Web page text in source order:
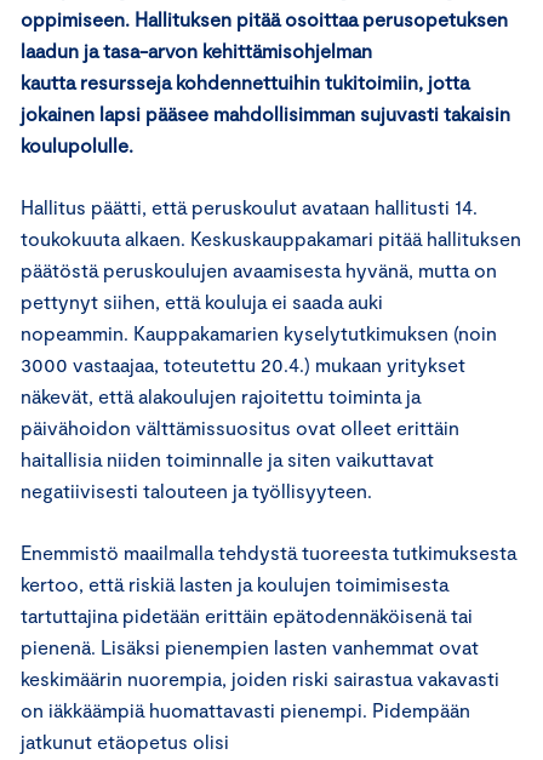
oppimiseen. Hallituksen pitää osoittaa perusopetuksen
laadun ja tasa-arvon kehittämisohjelman
kautta resursseja kohdennettuihin tukitoimiin, jotta
jokainen lapsi pääsee mahdollisimman sujuvasti takaisin
koulupolulle.
Hallitus päätti, että peruskoulut avataan hallitusti 14.
toukokuuta alkaen. Keskuskauppakamari pitää hallituksen
päätöstä peruskoulujen avaamisesta hyvänä, mutta on
pettynyt siihen, että kouluja ei saada auki
nopeammin. Kauppakamarien kyselytutkimuksen (noin
3000 vastaajaa, toteutettu 20.4.) mukaan yritykset
näkevät, että alakoulujen rajoitettu toiminta ja
päivähoidon välttämissuositus ovat olleet erittäin
haitallisia niiden toiminnalle ja siten vaikuttavat
negatiivisesti talouteen ja työllisyyteen.
Enemmistö maailmalla tehdystä tuoreesta tutkimuksesta
kertoo, että riskiä lasten ja koulujen toimimisesta
tartuttajina pidetään erittäin epätodennäköisenä tai
pienenä. Lisäksi pienempien lasten vanhemmat ovat
keskimäärin nuorempia, joiden riski sairastua vakavasti
on iäkkäämpiä huomattavasti pienempi. Pidempään
jatkunut etäopetus olisi